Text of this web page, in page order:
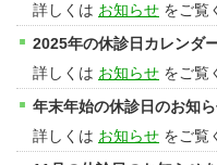
詳しくは お知らせ をご覧
2025年の休診日カレンダ
詳しくは お知らせ をご覧
年末年始の休診日のお知
詳しくは お知らせ をご覧